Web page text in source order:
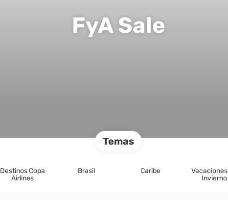
FyA Sale
Temas
Destinos Copa
Airlines
Brasil Caribe
Invierno